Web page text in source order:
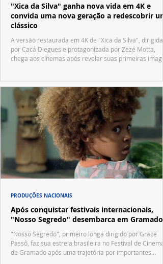
"Xica da Silva" ganha nova vida em 4K e
convida uma nova geração a redescobrir um
clássico
A versão restaurada em 4K de "Xica da Silva", dirigida
por Cacá Diegues e protagonizada por Zezé Motta,
chega aos cinemas após revelar suas primeiras
Após conquistar festivais internacionais,
"Nosso Segredo" desembarca em Gramado
"Nosso Segredo", primeiro longa dirigido por Grace
Passô, faz sua estreia brasileira no Festival de Cinema
de Gramado após uma trajetória por importantes
PRODUÇÕES NACIONAIS